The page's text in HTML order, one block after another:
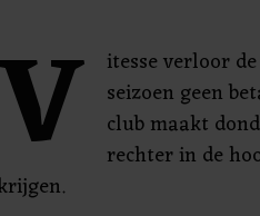
itesse verloor
seizoen geen
club maakt
rechter in de